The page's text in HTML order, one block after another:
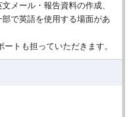
メール・報告資料の作成、
で英語を使用する場面があ
トも担っていただきます。